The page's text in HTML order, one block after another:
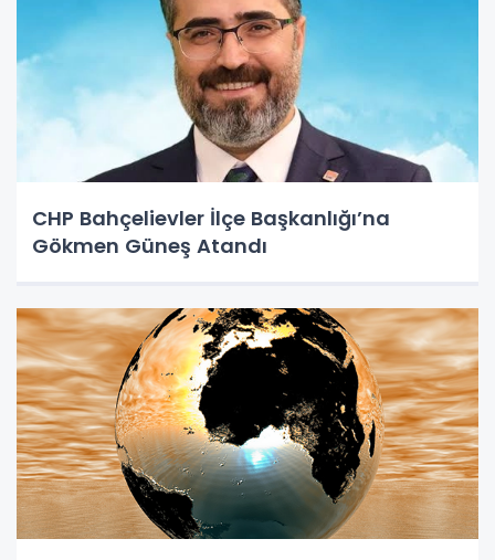
CHP Bahçelievler İlçe Başkanlığı’na
Gökmen Güneş Atandı